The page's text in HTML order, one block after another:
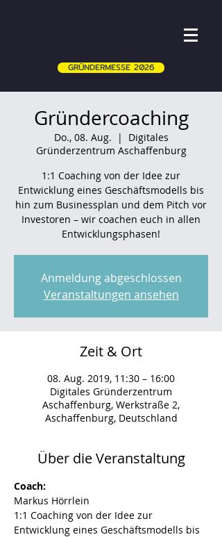
GRÜNDERMESSE 2026
Gründercoaching
Do., 08. Aug.
  |
Digitales
Gründerzentrum Aschaffenburg
1:1 Coaching von der Idee zur
Entwicklung eines Geschäftsmodells bis
hin zum Businessplan und dem Pitch vor
Investoren – wir coachen euch in allen
Entwicklungsphasen!
Anmeldung abgeschlossen
Veranstaltungen ansehen
Zeit & Ort
08. Aug. 2019, 11:30 – 16:00
Digitales Gründerzentrum
Aschaffenburg, Werkstraße 2,
Aschaffenburg, Deutschland
Über die Veranstaltung
Coach:
Markus Hörrlein
1:1 Coaching von der Idee zur
Entwicklung eines Geschäftsmodells bis